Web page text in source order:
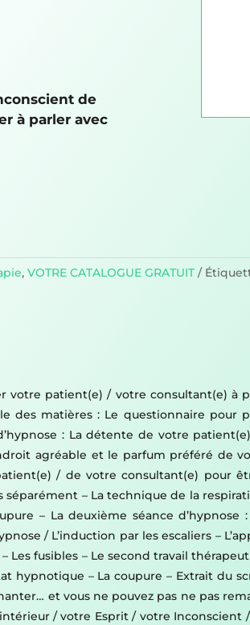
de
à parler avec
,VOTRE CATALOGUE GRATUIT
votre patient(e) / votre consultant(e) à
des matières : Le questionnaire
: La détente de votre
agréable et le parfum préféré de
/ de votre consultant(e) pour
– La technique de la
– La deuxième séance
/ L’induction par les escaliers –
Les fusibles – Le second travail
hypnotique – La coupure – Extrait du
et vous ne pouvez pas ne pas
/ votre Esprit / votre Inconscient